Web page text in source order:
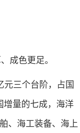
成色更足。
三个台阶，占国
增量的七成，海洋
、海工装备、海上